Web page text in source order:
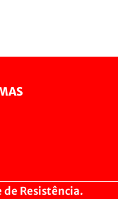
Resistência.